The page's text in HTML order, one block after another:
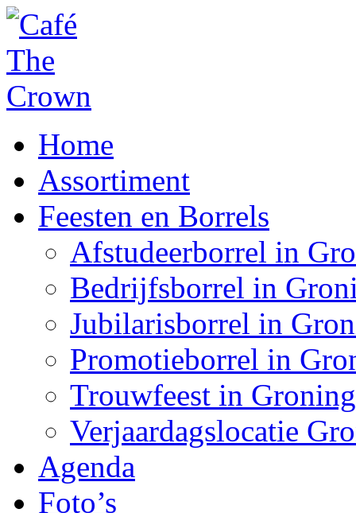
Home
Assortiment
Feesten en Borrels
Afstudeerborrel in
Bedrijfsborrel in
Jubilarisborrel in
Promotieborrel in
Trouwfeest in
Verjaardagslocatie
Agenda
Foto’s